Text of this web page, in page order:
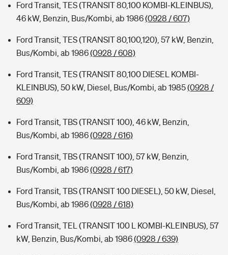
Ford Transit, TES (TRANSIT 80,100 KOMBI-KLEINBUS),
46 kW, Benzin, Bus/Kombi, ab 1986(0928 / 607)
Ford Transit, TES (TRANSIT 80,100,120), 57 kW, Benzin,
Bus/Kombi, ab 1986(0928 / 608)
Ford Transit, TES (TRANSIT 80,100 DIESEL KOMBI-
KLEINBUS), 50 kW, Diesel, Bus/Kombi, ab 1985(0928 /
609)
Ford Transit, TBS (TRANSIT 100), 46 kW, Benzin,
Bus/Kombi, ab 1986(0928 / 616)
Ford Transit, TBS (TRANSIT 100), 57 kW, Benzin,
Bus/Kombi, ab 1986(0928 / 617)
Ford Transit, TBS (TRANSIT 100 DIESEL), 50 kW, Diesel,
Bus/Kombi, ab 1986(0928 / 618)
Ford Transit, TEL (TRANSIT 100 L KOMBI-KLEINBUS), 57
kW, Benzin, Bus/Kombi, ab 1986(0928 / 639)